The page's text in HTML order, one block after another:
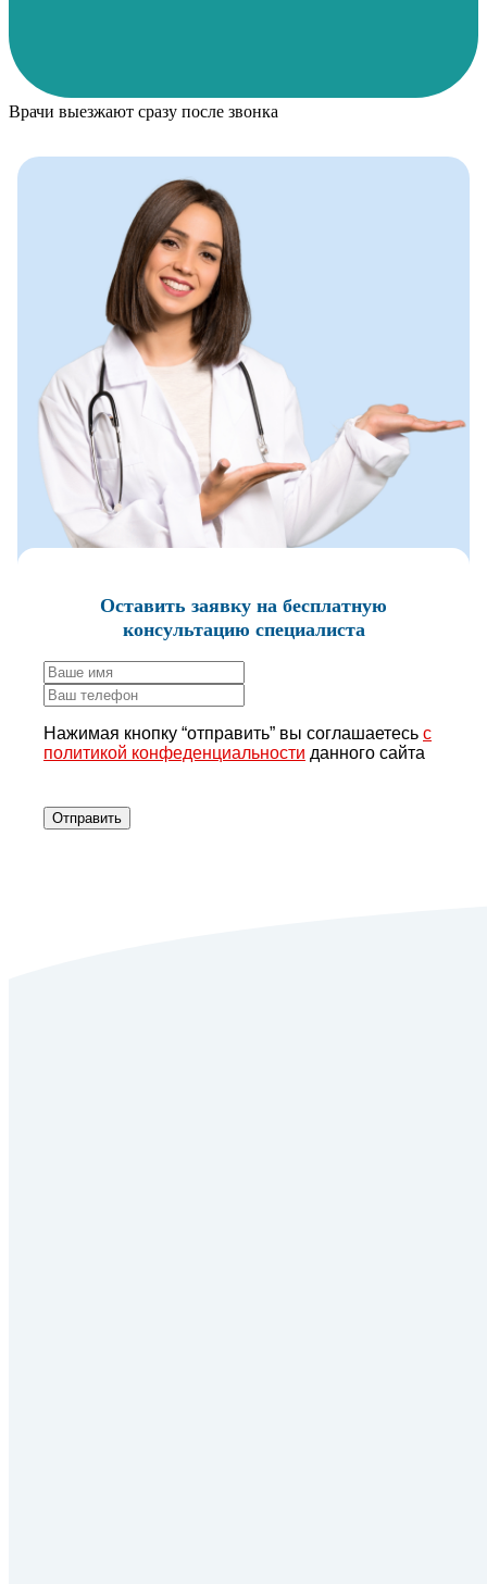
Врачи выезжают сразу после звонка
Оставить заявку на бесплатную
консультацию специалиста
Нажимая кнопку “отправить” вы соглашаетесь с
политикой конфеденциальности данного сайта
Отправить